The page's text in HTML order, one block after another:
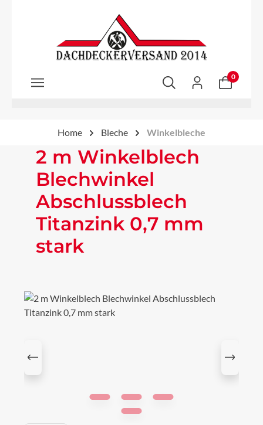
Zum Hauptinhalt springen
0
Home Bleche Winkelbleche
2 m Winkelblech
Blechwinkel
Abschlussblech
Titanzink 0,7 mm
stark
Bildergalerie überspringen